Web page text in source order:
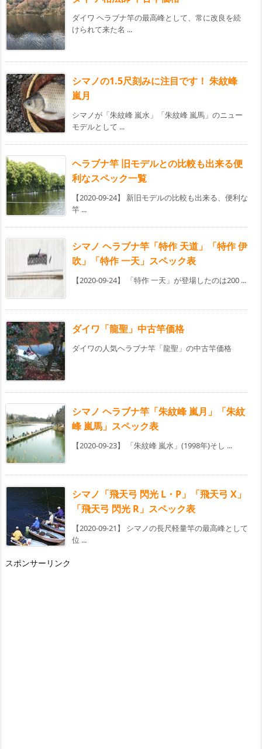
ダイワ ヘラブナ竿の最高峰として、常に改良を続
けられて来た名 ...
シマノの1.5尺刻みに注目です！ 朱紋峰
嵐月
シマノが「朱紋峰 嵐水」「朱紋峰 嵐馬」のニュー
モデルとして ...
ヘラブナ竿 旧モデルとの比較も出来る便
利なスペック一覧
【2020-09-24】 新旧モデルの比較も出来る、便利な
竿 ...
シマノ ヘラブナ竿「特作 天道」「特作 伊
吹」「特作 一天」スペック表
【2020-09-24】 「特作 一天」が登場したのは200 ...
ダイワ「龍聖」中古竿価格
ダイワの人気ヘラブナ竿「龍聖」の中古竿価格
シマノ ヘラブナ竿「朱紋峰 嵐月」「朱紋
峰 嵐馬」スペック表
【2020-09-23】 「朱紋峰 嵐水」(1998年)そし ...
シマノ「飛天弓 閃光 L・P」「飛天弓 X」
「飛天弓 閃光 R」スペック表
【2020-09-21】 シマノの長尺軽量竿の最高峰として
位 ...
スポンサーリンク